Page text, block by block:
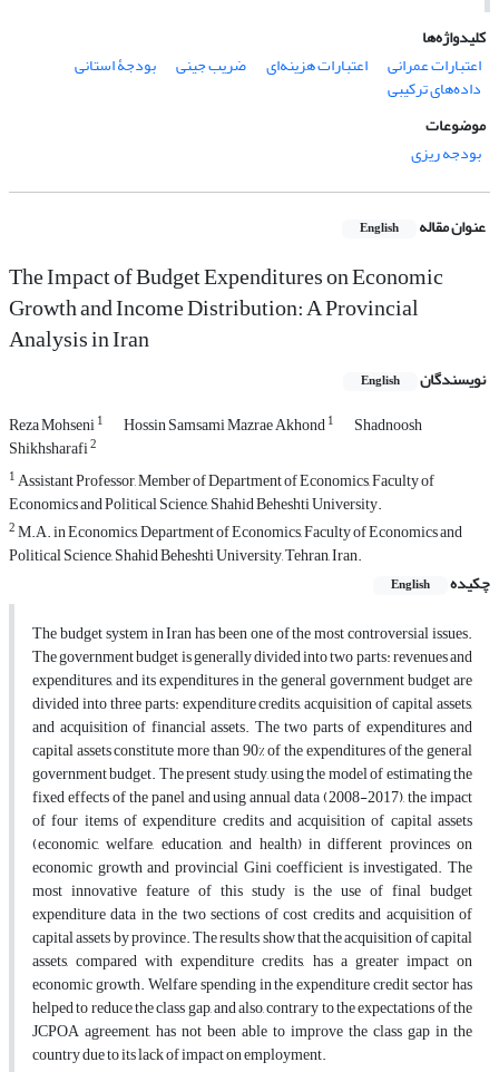
کلیدواژه‌ها
اعتبارات عمرانی
اعتبارات هزینه‌ای ضریب جینی بودجۀ استانی
داده‌های ترکیبی
موضوعات
بودجه ریزی
عنوان مقاله English
The Impact of Budget Expenditures on Economic
Growth and Income Distribution: A Provincial
Analysis in Iran
نویسندگان English
Reza Mohseni1 Hossin Samsami Mazrae Akhond1 Shadnoosh
Shikhsharafi2
1Assistant Professor, Member of Department of Economics, Faculty of
Economics and Political Science, Shahid Beheshti University.
2M.A. in Economics, Department of Economics, Faculty of Economics and
Political Science, Shahid Beheshti University, Tehran, Iran.
چکیده
English
The budget system in Iran has been one of the most controversial issues.
The government budget is generally divided into two parts: revenues and
expenditures, and its expenditures in the general government budget are
divided into three parts: expenditure credits, acquisition of capital assets,
and acquisition of financial assets. The two parts of expenditures and
capital assets constitute more than 90% of the expenditures of the general
government budget. The present study, using the model of estimating the
fixed effects of the panel and using annual data (2008-2017), the impact
of four items of expenditure credits and acquisition of capital assets
(economic, welfare, education, and health) in different provinces on
economic growth and provincial Gini coefficient is investigated. The
most innovative feature of this study is the use of final budget
expenditure data in the two sections of cost credits and acquisition of
capital assets by province. The results show that the acquisition of capital
assets, compared with expenditure credits, has a greater impact on
economic growth. Welfare spending in the expenditure credit sector has
helped to reduce the class gap, and also, contrary to the expectations of the
JCPOA agreement, has not been able to improve the class gap in the
country due to its lack of impact on employment.